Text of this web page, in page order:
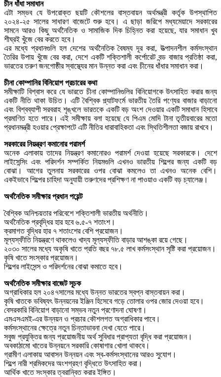
চীন ধাঁধা সমাধান
এটা সম্ভব যে উপরোক্ত ছয়টি কৌশলের বাস্তবায়ন অর্থমন্ত্রী কর্তৃক উপস্থাপিত
২০২৪-২৫ সালের সাধারণ বাজেটে শুরু হবে। এ ছাড়া জরিপে মধ্যমেয়াদে সরকারের
সামনে আরও কিছু অর্থনৈতিক ও সামাজিক দিক চিহ্নিত করা হয়েছে, যার সমাধান খুব
শীঘ্রই খুঁজে বের করতে হবে।
এর মধ্যে প্রধানগুলি হল দেশের অর্থনৈতিক বৈষম্য দূর করা, উত্পাদনশীল কর্মসংস্থান
তৈরির উপায় খুঁজে বের করা, দেশে একটি শক্তিশালী কর্পোরেট বন্ড বাজার প্রতিষ্ঠা করা,
ভারতের তরুণ জনগোষ্ঠীর স্বাস্থ্যের মান উন্নত করা এবং চীনের ধাঁধার সমাধান করা।
চীনা কোম্পানির বিনিয়োগ প্রচারের কথা
সমীক্ষাটি বিশ্বাস করে যে ভারতে চীনা কোম্পানিগুলির বিনিয়োগকে উৎসাহিত করার জন্য
একটি নীতি থাকা উচিত। এটি বৈশ্বিক প্ল্যাটফর্মে ভারতীয় তৈরি পণ্যের বাজার বাড়ানো
এবং বিশ্বব্যাপী সরবরাহ শৃঙ্খলে ভারতকে একটি বড় অংশ দেওয়ার একটি সমাধান হিসাবে
প্রমাণিত হতে পারে। এই সমীক্ষায় বলা হয়েছে যে পিএম মোদি টানা তৃতীয়বারের মতো
প্রধানমন্ত্রী হওয়ার প্রেক্ষাপটে এটি নীতির ধারাবাহিকতা এবং স্থিতিশীলতা বজায় রাখবে।
সরকারের নিয়ন্ত্রণ কমানোর পরামর্শ
অনেক এলাকায় তাদের নিয়ন্ত্রণ কমানোরও পরামর্শ দেওয়া হয়েছে সরকারকে। দেশে
লাইসেন্সিং এবং পরিদর্শন সম্পর্কিত নিয়মগুলি এখনও ভারতীয় শিল্পের জন্য একটি বড়
বোঝা। আগের তুলনায় সরকারের ওপর বোঝা কমলেও তা এখনও অনেক বেশি।
একইভাবে শিল্পের চাহিদা অনুযায়ী তরুণদের প্রশিক্ষণ না পাওয়াও একটি বড় চ্যালেঞ্জ।
অর্থনৈতিক সমীক্ষার প্রধান পয়েন্ট
বৈশ্বিক অনিশ্চয়তার পরিবেশে শক্তিশালী ভারতীয় অর্থনীতি।
অর্থনৈতিক প্রবৃদ্ধির হার হবে ৬.৫-৭ শতাংশ।
ক্রমাগত বৃদ্ধির হার ৭ শতাংশের বেশি প্রয়োজন।
মূল্যস্ফীতি নিয়ন্ত্রণে থাকলেও খাদ্য মূল্যস্ফীতি বাড়ার আশঙ্কা রয়ে গেছে।
২০৩০ সালের মধ্যে অকৃষি খাতে প্রতি বছর ৭৮.৫ লাখ কর্মসংস্থান সৃষ্টি করা প্রয়োজন।
কৃষি খাতে সংস্কার প্রয়োজন।
শিল্পের লাইসেন্স ও পরিদর্শনের বোঝা কমাতে হবে।
অর্থনৈতিক সমীক্ষার বাজেট সূচক
অগ্রাধিকার হল ২০৪৭সালের মধ্যে উন্নত ভারতের স্বপ্ন বাস্তবায়ন করা।
কৃষি খাতকে ভবিষ্যৎ উন্নয়নের ইঞ্জিন হিসেবে গড়ে তোলার ওপর জোর দেওয়া হবে।
বেসরকারি বিনিয়োগ বাড়ানো সম্ভব নতুন প্রণোদনা ঘোষণা।
এমএসএমই-এর উন্নয়ন ও প্রচার কৌশলগত অগ্রাধিকার পাবে।
কর্মসংস্থানের ক্ষেত্রে নতুন চিন্তাভাবনা দেখা যেতে পারে।
সবুজ প্রযুক্তির জন্য প্রয়োজনীয় অর্থ সুবিধার প্রাপ্যতা বৃদ্ধি করা প্রয়োজন।
অবকাঠামো খাতের উন্নয়নে সরকারি কোষাগার খোলা থাকবে।
গ্রামীণ এলাকায় আবাসন উন্নয়ন এবং স্ব-কর্মসংস্থানের আরও সুযোগ।
শিল্পে নারী শ্রমিকদের অংশগ্রহণ বৃদ্ধিতে উৎসাহিত করা।
আর্থিক খাতে সংস্কার ত্বরান্বিত করার ইঙ্গিত।